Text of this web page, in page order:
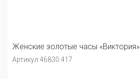
Женские золотые часы «Виктория»
Артикул:46830.417